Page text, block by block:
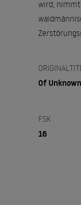
wird, nimmt
Of
FSK
16